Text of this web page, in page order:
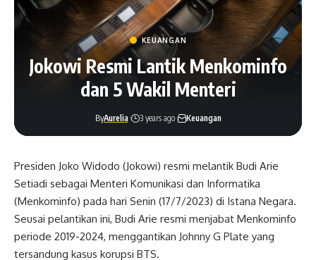
KEUANGAN
Jokowi Resmi Lantik Menkominfo
dan 5 Wakil Menteri
ByAurelia 3 years ago Keuangan
Presiden Joko Widodo (Jokowi) resmi melantik Budi Arie
Setiadi sebagai Menteri Komunikasi dan Informatika
(Menkominfo) pada hari Senin (17/7/2023) di Istana Negara.
Seusai pelantikan ini, Budi Arie resmi menjabat Menkominfo
periode 2019-2024, menggantikan Johnny G Plate yang
tersandung kasus korupsi BTS.